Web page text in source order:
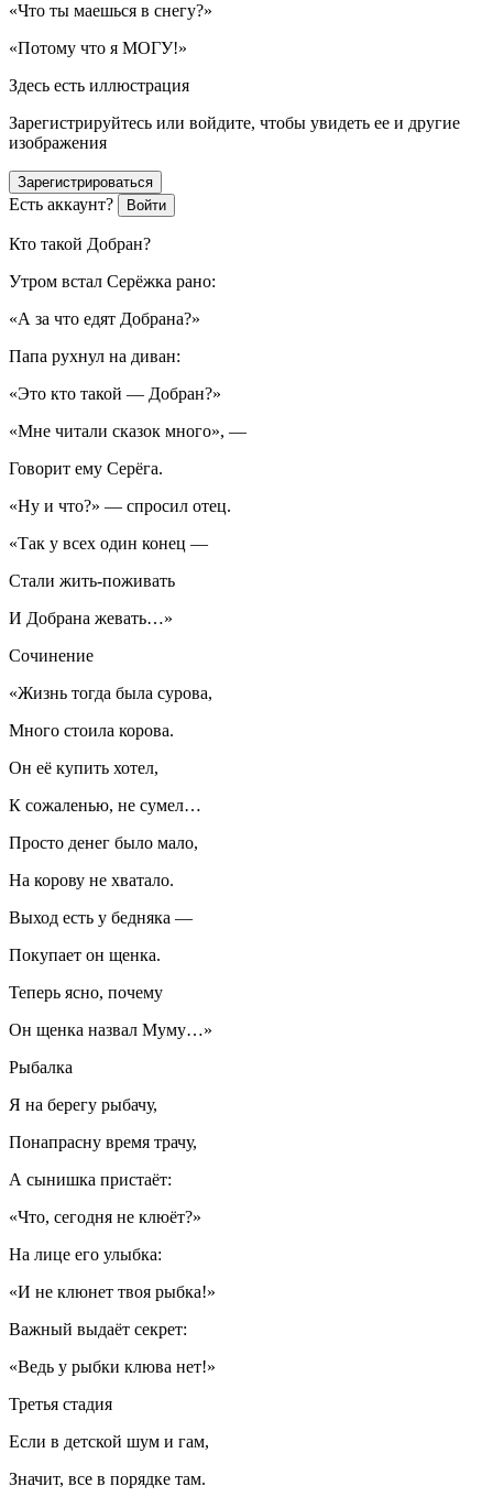
«Что ты маешься в снегу?»
«Потому что я МОГУ!»
Здесь есть иллюстрация
Зарегистрируйтесь или войдите, чтобы увидеть ее и другие
изображения
Зарегистрироваться
Есть аккаунт? Войти
Кто такой Добран?
Утром встал Серёжка рано:
«А за что едят Добрана?»
Папа рухнул на диван:
«Это кто такой — Добран?»
«Мне читали сказок много», —
Говорит ему Серёга.
«Ну и что?» — спросил отец.
«Так у всех один конец —
Стали жить-поживать
И Добрана жевать…»
Сочинение
«Жизнь тогда была сурова,
Много стоила корова.
Он её купить хотел,
К сожаленью, не сумел…
Просто денег было мало,
На корову не хватало.
Выход есть у бедняка —
Покупает он щенка.
Теперь ясно, почему
Он щенка назвал Муму…»
Рыбалка
Я на берегу рыбачу,
Понапрасну время трачу,
А сынишка пристаёт:
«Что, сегодня не клюёт?»
На лице его улыбка:
«И не клюнет твоя рыбка!»
Важный выдаёт секрет:
«Ведь у рыбки клюва нет!»
Третья стадия
Если в детской шум и гам,
Значит, все в порядке там.